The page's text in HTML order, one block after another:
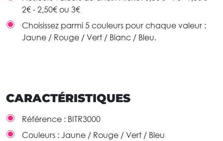
2€ - 2,50€ ou 3€
Choisissez parmi 5 couleurs pour chaque valeur :
Jaune / Rouge / Vert / Blanc / Bleu.
CARACTÉRISTIQUES
Référence : BITR3000
Couleurs : Jaune / Rouge / Vert / Bleu